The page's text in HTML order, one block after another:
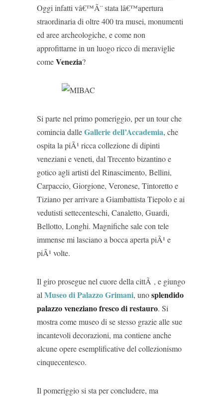
Oggi infatti vâ€™Ã¨ stata lâ€™apertura
straordinaria di oltre 400 tra musei, monumenti
ed aree archeologiche, e come non
approfittarne in un luogo ricco di meraviglie
comeVenezia?
Si parte nel primo pomeriggio, per un tour che
comincia dalleGallerie dell’Accademia, che
ospita la piÃ¹ ricca collezione di dipinti
veneziani e veneti, dal Trecento bizantino e
gotico agli artisti del Rinascimento, Bellini,
Carpaccio, Giorgione, Veronese, Tintoretto e
Tiziano per arrivare a Giambattista Tiepolo e ai
vedutisti settecenteschi, Canaletto, Guardi,
Bellotto, Longhi. Magnifiche sale con tele
immense mi lasciano a bocca aperta piÃ¹ e
piÃ¹ volte.
Il giro prosegue nel cuore della cittÃ , e giungo
al Museo di Palazzo Grimani, unosplendido
palazzo veneziano fresco di restauro. Si
mostra come museo di se stesso grazie alle sue
incantevoli decorazioni, ma contiene anche
alcune opere esemplificative del collezionismo
cinquecentesco.
Il pomeriggio si sta per concludere, ma